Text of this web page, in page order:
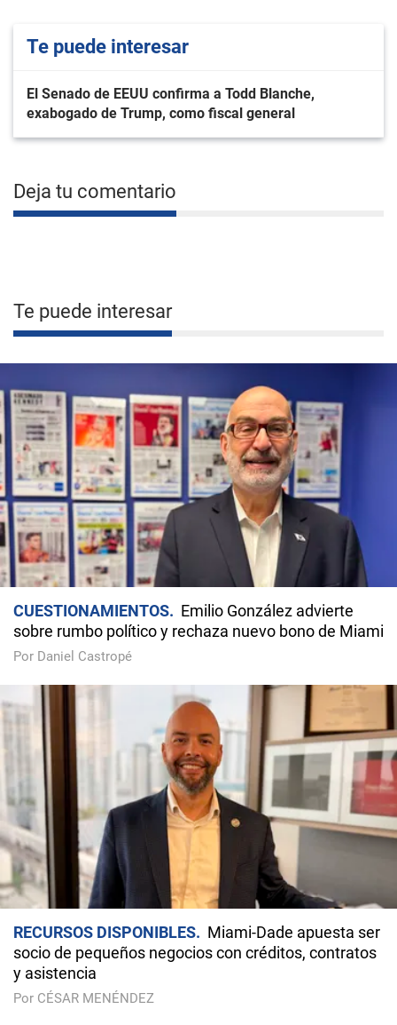
Te puede interesar
El Senado de EEUU confirma a Todd Blanche,
exabogado de Trump, como fiscal general
Deja tu comentario
Te puede interesar
CUESTIONAMIENTOS
Emilio González advierte
sobre rumbo político y rechaza nuevo bono de Miami
Por Daniel Castropé
RECURSOS DISPONIBLES
Miami-Dade apuesta ser
socio de pequeños negocios con créditos, contratos
y asistencia
Por CÉSAR MENÉNDEZ